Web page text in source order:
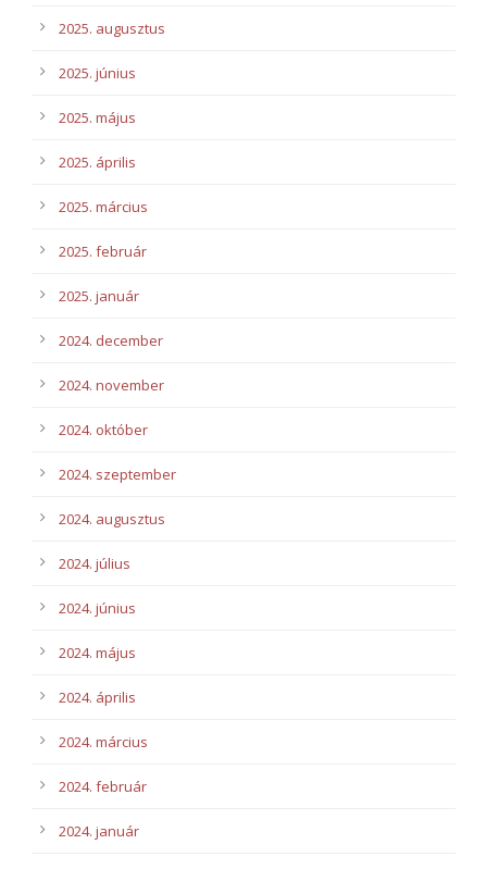
2025. augusztus
2025. június
2025. május
2025. április
2025. március
2025. február
2025. január
2024. december
2024. november
2024. október
2024. szeptember
2024. augusztus
2024. július
2024. június
2024. május
2024. április
2024. március
2024. február
2024. január